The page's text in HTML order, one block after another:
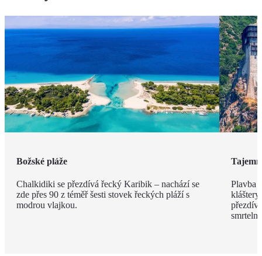
Božské pláže
Chalkidiki se přezdívá řecký Karibik – nachází se
zde přes 90 z téměř šesti stovek řeckých pláží s
modrou vlajkou.
Plavba
kláštery